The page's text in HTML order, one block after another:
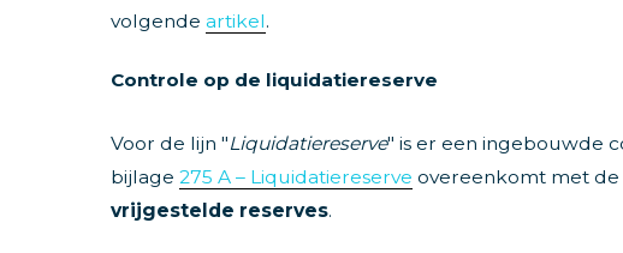
volgende artikel.
Controle op de liquidatiereserve
Voor de lijn "Liquidatiereserve" is er een ingebouwde
bijlage 275 A – Liquidatiereserve overeenkomt met de
vrijgestelde reserves.